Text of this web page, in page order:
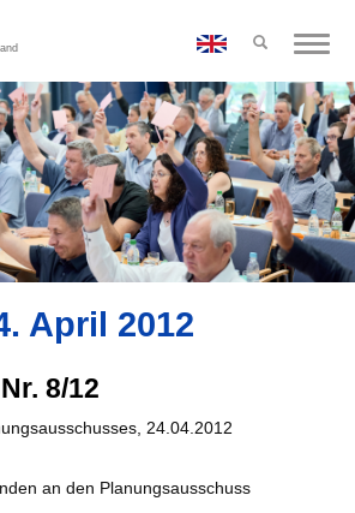
Toggle
April 2012
8/12
24.04.2012
an den Planungsausschuss